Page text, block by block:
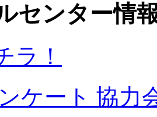
センター情
ラ！
ケート 協力